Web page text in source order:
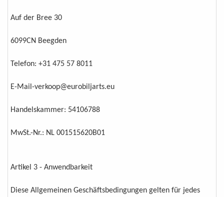
Auf der Bree 30
6099CN Beegden
Telefon: +31 475 57 8011
E-Mail-verkoop@eurobiljarts.eu
Handelskammer: 54106788
MwSt.-Nr.: NL 001515620B01
Artikel 3 - Anwendbarkeit
Diese Allgemeinen Geschäftsbedingungen gelten für jedes